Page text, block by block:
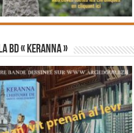
BD « Keranna »